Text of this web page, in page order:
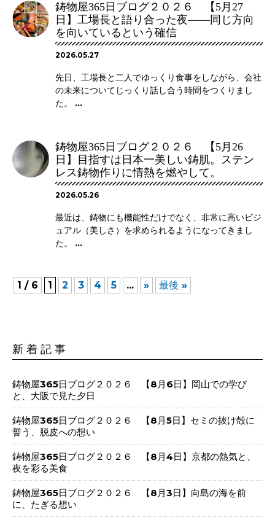
鋳物屋365日ブログ２０２６ 【5月27
日】工場長と語り合った夜――同じ方向
を向いているという確信
2026.05.27
先日、工場長と二人でゆっくり食事をしながら、会社
の未来についてじっくり話し合う時間をつくりまし
た。 ...
鋳物屋365日ブログ２０２６ 【5月26
日】目指すは日本一美しい鋳肌。ステン
レス鋳物作りに情熱を燃やして。
2026.05.26
最近は、鋳物にも機能性だけでなく、非常に高いビジ
ュアル（美しさ）を求められるようになってきまし
た。 ...
1 / 6 1 2 3 4 5 ... » 最後 »
新 着 記 事
鋳物屋365日ブログ２０２６ 【8月6日】岡山での学び
と、大阪で見た夕日
鋳物屋365日ブログ２０２６ 【8月5日】セミの抜け殻に
誓う、脱皮への想い
鋳物屋365日ブログ２０２６ 【8月4日】京都の熱気と、
夜を彩る美食
鋳物屋365日ブログ２０２６ 【8月3日】向島の海を前
に、たぎる想い